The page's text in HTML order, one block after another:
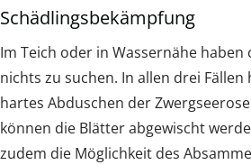
Schädlingsbekämpfung
Im Teich oder in Wassernähe haben
nichts zu suchen. In allen drei
hartes Abduschen der
können die Blätter abgewischt
zudem die Möglichkeit des